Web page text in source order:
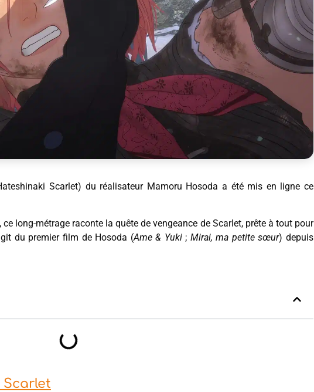
Scarlet) du réalisateur Mamoru Hosoda a été mis en ligne ce
long-métrage raconte la quête de vengeance de Scarlet, prête à tout pour
du premier film de Hosoda (Ame & Yuki; Mirai, ma petite sœur) depuis
Scarlet